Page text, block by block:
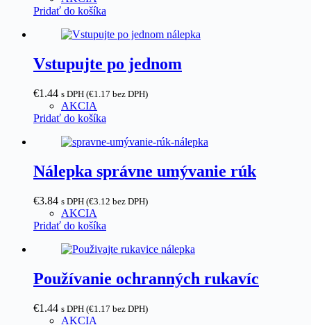
Pridať do košíka
Vstupujte po jednom
€1.44 s DPH (€1.17 bez DPH)
AKCIA
Pridať do košíka
Nálepka správne umývanie rúk
€3.84 s DPH (€3.12 bez DPH)
AKCIA
Pridať do košíka
Používanie ochranných rukavíc
€1.44 s DPH (€1.17 bez DPH)
AKCIA